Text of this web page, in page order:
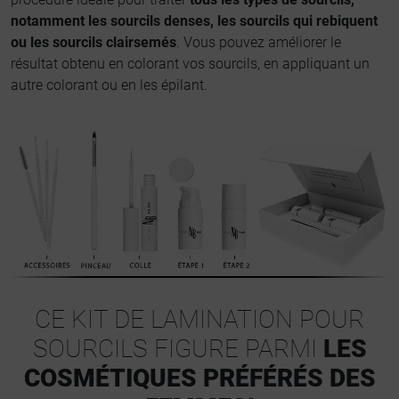
notamment les sourcils denses, les sourcils qui rebiquent
ou les sourcils clairsemés. Vous pouvez améliorer le
résultat obtenu en colorant vos sourcils, en appliquant un
autre colorant ou en les épilant.
CE KIT DE LAMINATION POUR
SOURCILS FIGURE PARMI LES
COSMÉTIQUES PRÉFÉRÉS DES